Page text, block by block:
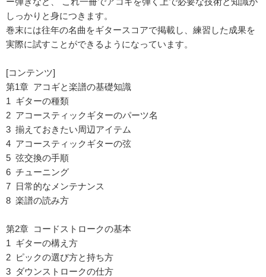
しっかりと身につきます。
巻末には往年の名曲をギタースコアで掲載し、練習した成果を
実際に試すことができるようになっています。
[コンテンツ]
第1章 アコギと楽譜の基礎知識
1 ギターの種類
2 アコースティックギターのパーツ名
3 揃えておきたい周辺アイテム
4 アコースティックギターの弦
5 弦交換の手順
6 チューニング
7 日常的なメンテナンス
8 楽譜の読み方
第2章 コードストロークの基本
1 ギターの構え方
2 ピックの選び方と持ち方
3 ダウンストロークの仕方